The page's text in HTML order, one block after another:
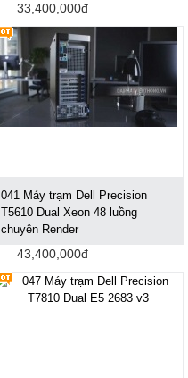
33,400,000đ
041 Máy trạm Dell Precision
T5610 Dual Xeon 48 luồng
chuyên Render
43,400,000đ